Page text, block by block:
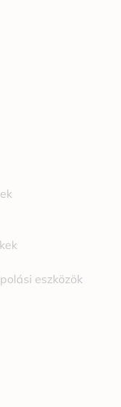
eszközök